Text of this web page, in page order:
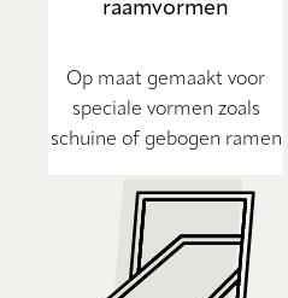
raamvormen
Op maat gemaakt voor
speciale vormen zoals
schuine of gebogen ramen